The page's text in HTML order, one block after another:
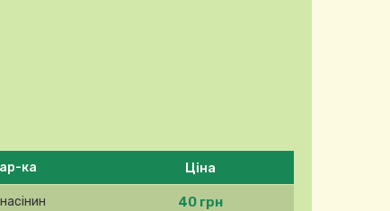
ка Ціна
40 грн